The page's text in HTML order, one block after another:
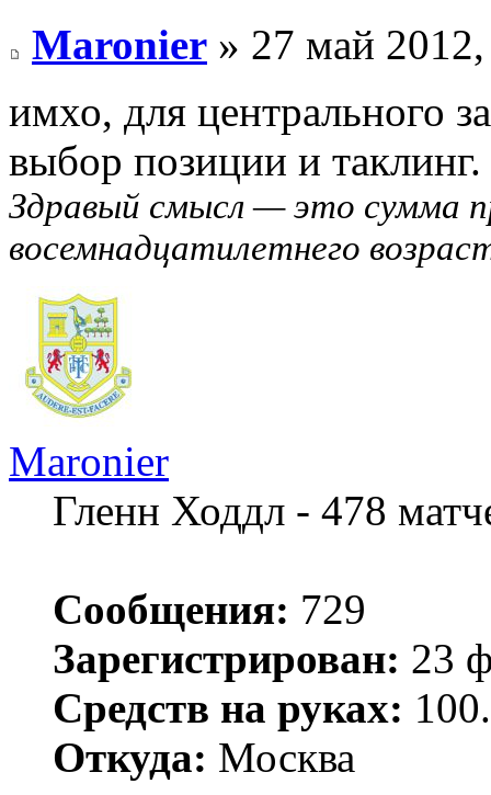
Maronier » 27 май
имхо, для центрального
выбор позиции и таклинг.
Здравый смысл — это сумма
восемнадцатилетнего
Maronier
Гленн Ходдл - 478
Сообщения: 729
Зарегистрирован: 23
Средств на руках:
Откуда: Москва